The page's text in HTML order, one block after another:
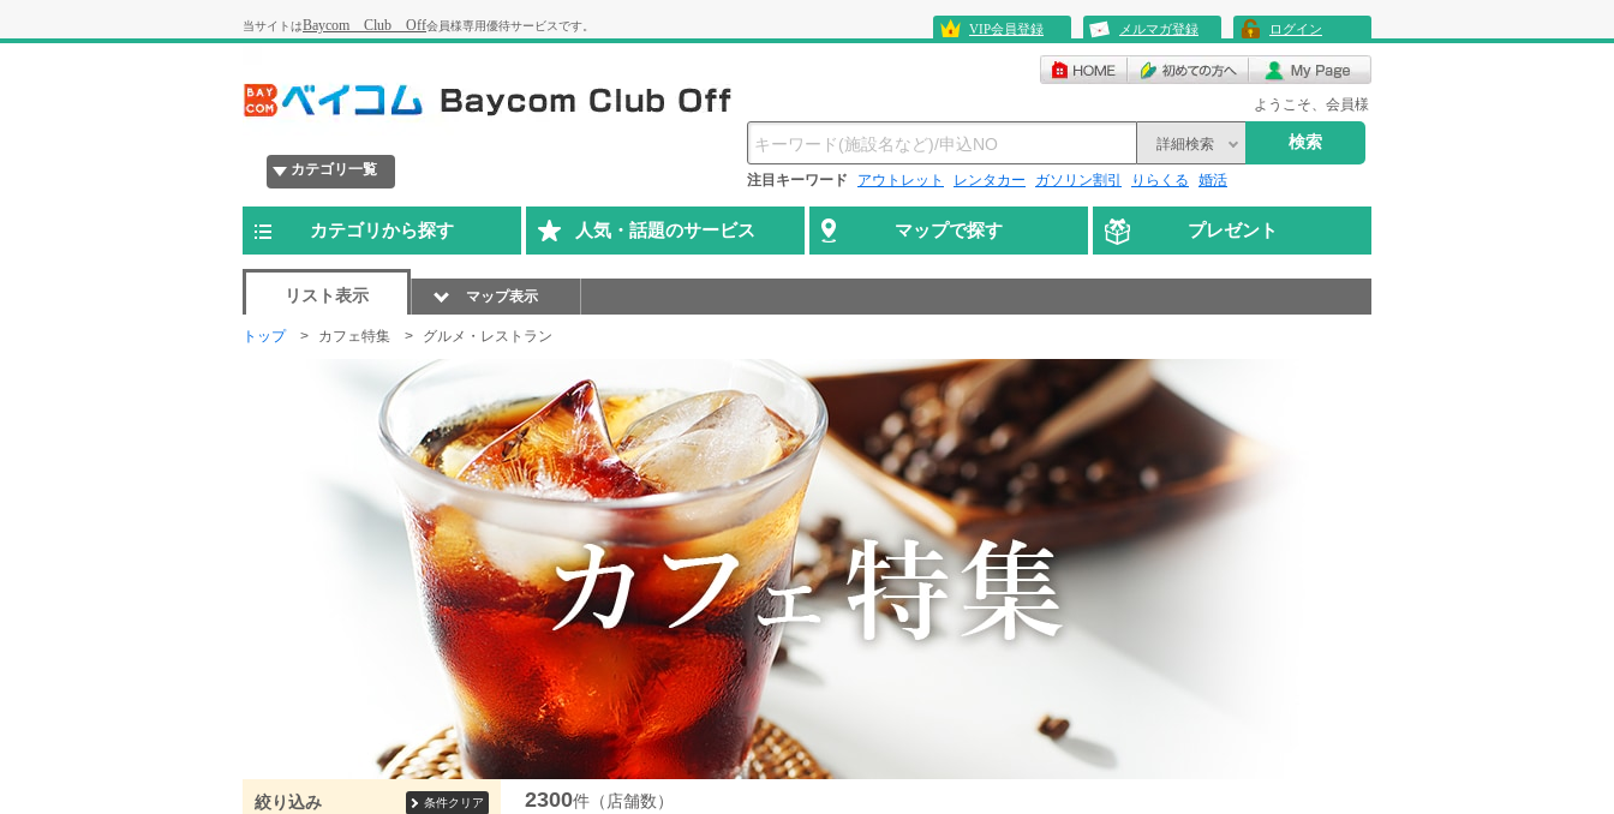
当サイトはBaycom Club Off会員様専用優待サービスです。 VIP会員登録 メルマガ登録 ログイン
ようこそ、会員様
カテゴリ一覧
詳細検索 検索
注目キーワード アウトレット レンタカー ガソリン割引 りらくる 婚活
カテゴリから探す 人気・話題のサービス マップで探す プレゼント
リスト表示 マップ表示
トップ カフェ特集 グルメ・レストラン
2300件（店舗数）
絞り込み 条件クリア